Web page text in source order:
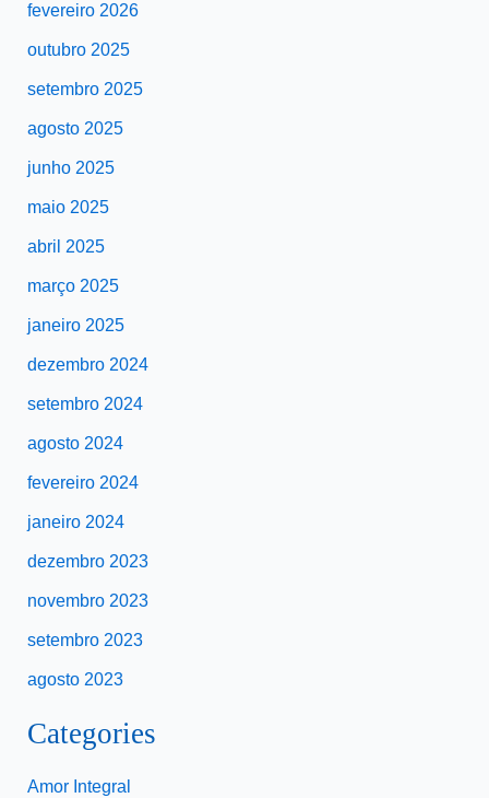
fevereiro 2026
outubro 2025
setembro 2025
agosto 2025
junho 2025
maio 2025
abril 2025
março 2025
janeiro 2025
dezembro 2024
setembro 2024
agosto 2024
fevereiro 2024
janeiro 2024
dezembro 2023
novembro 2023
setembro 2023
agosto 2023
Categories
Amor Integral